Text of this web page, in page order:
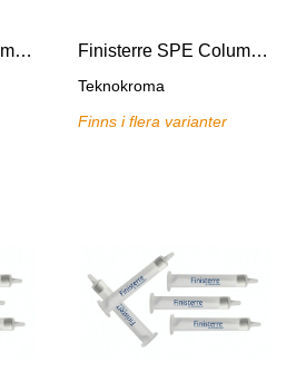
Finisterre SPE Columns NH2 Finisterre SPE Columns Florisil
Teknokroma
Finns i flera varianter